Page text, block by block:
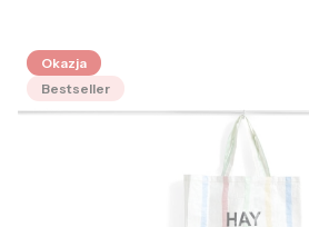
Okazja
Bestseller